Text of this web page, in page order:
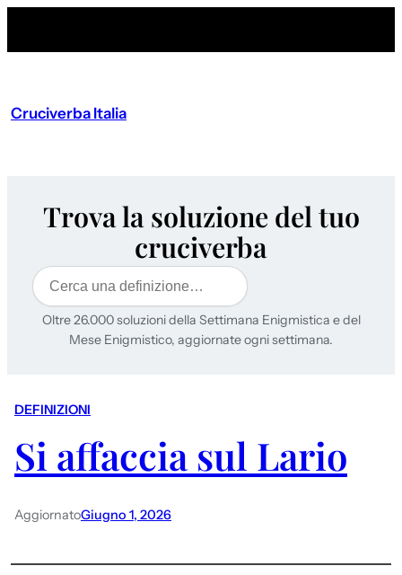
Cruciverba Italia
Trova la soluzione del tuo
cruciverba
Cerca
Oltre 26.000 soluzioni della Settimana Enigmistica e del
Mese Enigmistico, aggiornate ogni settimana.
DEFINIZIONI
Si affaccia sul Lario
AggiornatoGiugno 1, 2026